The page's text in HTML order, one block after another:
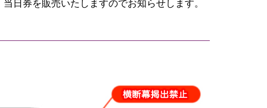
日券を販売いたしますのでお知らせします。